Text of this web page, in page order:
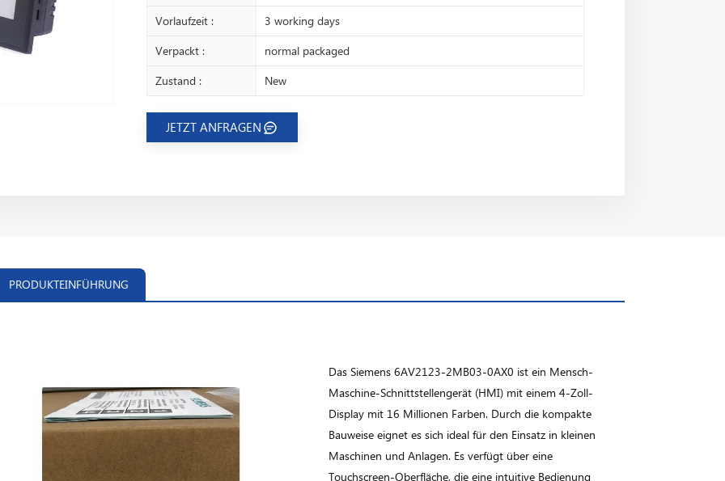
Vorlaufzeit :
3 working days
Verpackt :
normal packaged
Zustand :
New
JETZT ANFRAGEN
PRODUKTEINFÜHRUNG
Das Siemens 6AV2123-2MB03-0AX0 ist ein Mensch-
Maschine-Schnittstellengerät (HMI) mit einem 4-Zoll-
Display mit 16 Millionen Farben. Durch die kompakte
Bauweise eignet es sich ideal für den Einsatz in kleinen
Maschinen und Anlagen. Es verfügt über eine
Touchscreen-Oberfläche, die eine intuitive Bedienung